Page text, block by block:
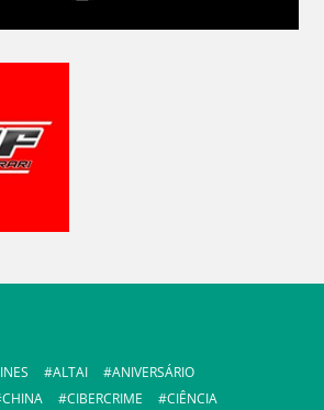
ALTAI
ANIVERSÁRIO
CHINA CIBERCRIME
CIÊNCIA